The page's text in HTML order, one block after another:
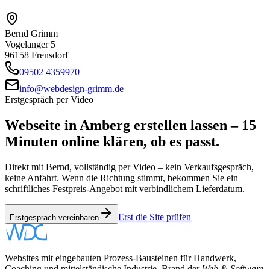
Bernd Grimm
Vogelanger 5
96158 Frensdorf
09502 4359970
info@webdesign-grimm.de
Erstgespräch per Video
Webseite inAmberg erstellen lassen – 15
Minuten online klären, ob es passt.
Direkt mit Bernd, vollständig per Video – kein Verkaufsgespräch,
keine Anfahrt. Wenn die Richtung stimmt, bekommen Sie ein
schriftliches Festpreis-Angebot mit verbindlichem Lieferdatum.
Erstgespräch vereinbaren Erst die Site prüfen
Websites mit eingebauten Prozess-Bausteinen für Handwerk,